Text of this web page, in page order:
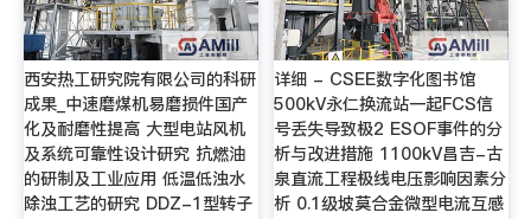
西安热工研究院有限公司的科研
成果_中速磨煤机易磨损件国产
化及耐磨性提高 大型电站风机
及系统可靠性设计研究 抗燃油
的研制及工业应用 低温低浊水
除浊工艺的研究 DDZ-1型转子
详细 - CSEE数字化图书馆
500kV永仁换流站一起FCS信
号丢失导致极2 ESOF事件的分
析与改进措施 1100kV昌吉-古
泉直流工程极线电压影响因素分
析 0.1级坡莫合金微型电流互感